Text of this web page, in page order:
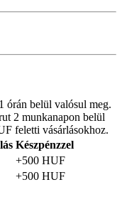
órán belül valósul meg.
2 munkanapon belül
feletti vásárlásokhoz.
Készpénzzel
+500 HUF
+500 HUF